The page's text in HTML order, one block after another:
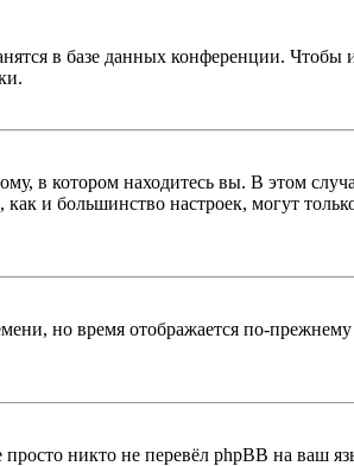
в базе данных конференции.
в котором находитесь вы. В этом
и большинство настроек, могут
но время отображается по-
никто не перевёл phpBB на ваш